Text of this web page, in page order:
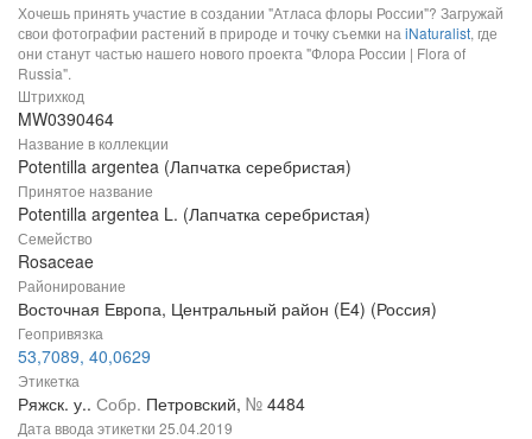
Хочешь принять участие в создании "Атласа флоры России"? Загружай
свои фотографии растений в природе и точку съемки на iNaturalist, где
они станут частью нашего нового проекта "Флора России | Flora of
Russia".
Штрихкод
MW0390464
Название в коллекции
Potentilla argentea (Лапчатка серебристая)
Принятое название
Potentilla argentea L. (Лапчатка серебристая)
Семейство
Rosaceae
Районирование
Восточная Европа, Центральный район (E4) (Россия)
Геопривязка
53,7089, 40,0629
Этикетка
Ряжск. у.. Собр. Петровский, № 4484
Дата ввода этикетки 25.04.2019